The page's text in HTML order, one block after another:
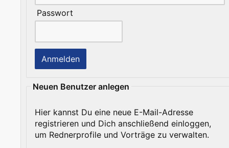
Passwort
Neuen Benutzer anlegen
Hier kannst Du eine neue E-Mail-Adresse
registrieren und Dich anschließend einloggen,
um Rednerprofile und Vorträge zu verwalten.